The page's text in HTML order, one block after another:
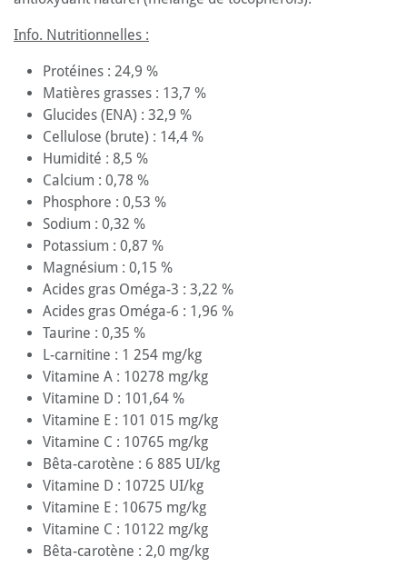
Info. Nutritionnelles :
Protéines : 24,9 %
Matières grasses : 13,7 %
Glucides (ENA) : 32,9 %
Cellulose (brute) : 14,4 %
Humidité : 8,5 %
Calcium : 0,78 %
Phosphore : 0,53 %
Sodium : 0,32 %
Potassium : 0,87 %
Magnésium : 0,15 %
Acides gras Oméga-3 : 3,22 %
Acides gras Oméga-6 : 1,96 %
Taurine : 0,35 %
L-carnitine : 1 254 mg/kg
Vitamine A : 10278 mg/kg
Vitamine D : 101,64 %
Vitamine E : 101 015 mg/kg
Vitamine C : 10765 mg/kg
Bêta-carotène : 6 885 UI/kg
Vitamine D : 10725 UI/kg
Vitamine E : 10675 mg/kg
Vitamine C : 10122 mg/kg
Bêta-carotène : 2,0 mg/kg